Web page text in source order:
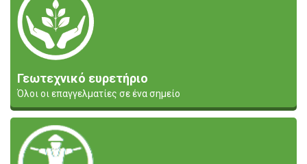
Γεωτεχνικό ευρετήριο
Όλοι οι επαγγελματίες σε ένα σημείο